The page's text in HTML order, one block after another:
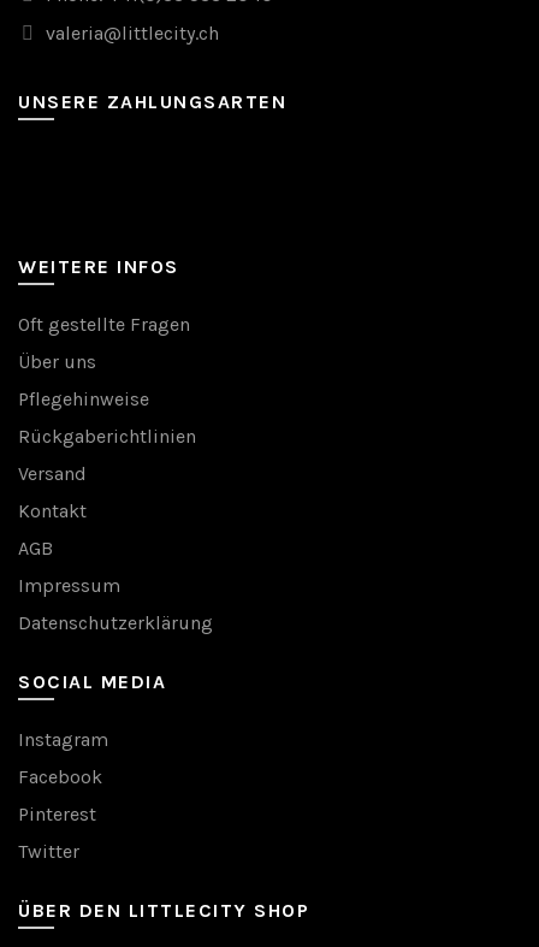
valeria@littlecity.ch
UNSERE ZAHLUNGSARTEN
WEITERE INFOS
Oft gestellte Fragen
Über uns
Pflegehinweise
Rückgaberichtlinien
Versand
Kontakt
AGB
Impressum
Datenschutzerklärung
SOCIAL MEDIA
Instagram
Facebook
Pinterest
Twitter
ÜBER DEN LITTLECITY SHOP